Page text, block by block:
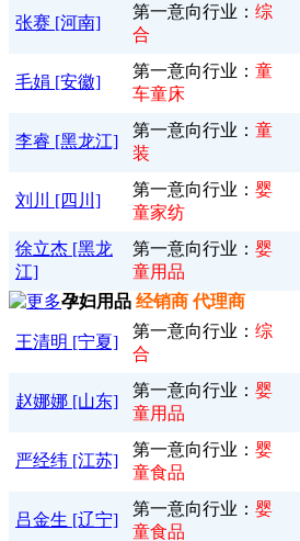
张赛 [河南]
第一意向行业： 综
合
毛娟 [安徽]
第一意向行业： 童
车童床
李睿 [黑龙江]
第一意向行业： 童
装
刘川 [四川]
第一意向行业： 婴
童家纺
徐立杰 [黑龙
江]
第一意向行业： 婴
童用品
孕妇用品 经销商 代理商
王清明 [宁夏]
第一意向行业： 综
合
赵娜娜 [山东]
第一意向行业： 婴
童用品
严经纬 [江苏]
第一意向行业： 婴
童食品
吕金生 [辽宁]
第一意向行业： 婴
童食品